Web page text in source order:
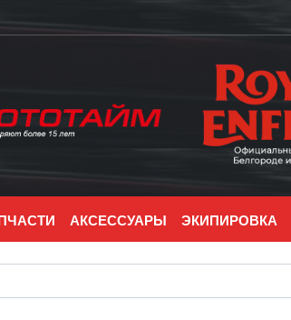
АКСЕССУАРЫ ЭКИПИРОВКА